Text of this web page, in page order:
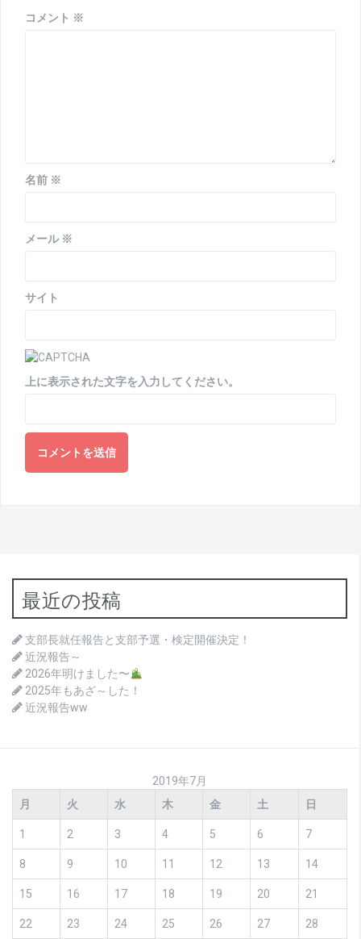
ョ
コメント ※
名前 ※
メール ※
サイト
上に表示された文字を入力してください。
最近の投稿
支部長就任報告と支部予選・検定開催決定！
近況報告～
2026年明けました〜
2025年もあざ～した！
近況報告ww
2019年7月
月
火 水 木 金 土 日
1 2 3 4 5 6 7
8 9 10 11 12 13 14
15 16 17 18 19 20 21
22 23 24 25 26 27 28